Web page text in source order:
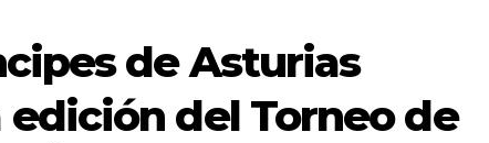
de Asturias
del Torneo de